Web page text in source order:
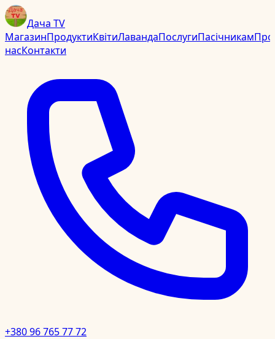
Дача TV
МагазинПродуктиКвітиЛавандаПослугиПасічникамПро
насКонтакти
+380 96 765 77 72